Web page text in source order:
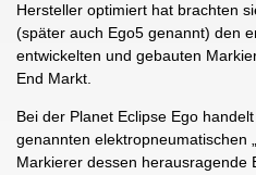
Hersteller optimiert hat brachten
(später auch Ego5 genannt) den
entwickelten und gebauten
End Markt.
Bei der Planet Eclipse Ego
genannten elektropneumatischen
Markierer dessen herausragende